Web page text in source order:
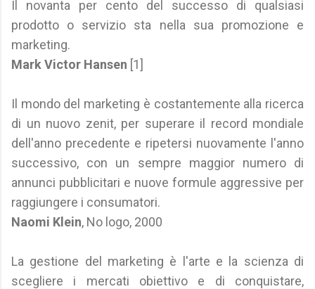
Il novanta per cento del successo di qualsiasi
prodotto o servizio sta nella sua promozione e
marketing.
Mark Victor Hansen [1]
Il mondo del marketing è costantemente alla ricerca
di un nuovo zenit, per superare il record mondiale
dell'anno precedente e ripetersi nuovamente l'anno
successivo, con un sempre maggior numero di
annunci pubblicitari e nuove formule aggressive per
raggiungere i consumatori.
Naomi Klein, No logo, 2000
La gestione del marketing è l'arte e la scienza di
scegliere i mercati obiettivo e di conquistare,